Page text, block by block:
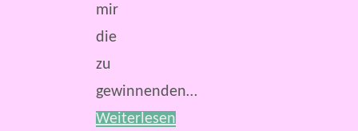
mir
die
zu
gewinnenden…
Weiterlesen